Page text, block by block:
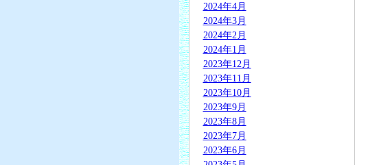
2024年4月
2024年3月
2024年2月
2024年1月
2023年12月
2023年11月
2023年10月
2023年9月
2023年8月
2023年7月
2023年6月